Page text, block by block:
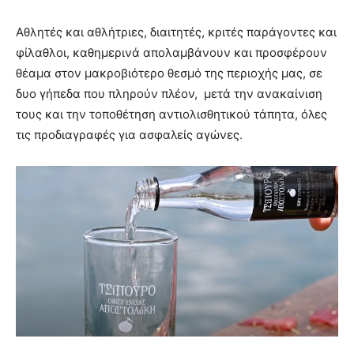
Αθλητές και αθλήτριες, διαιτητές, κριτές παράγοντες και
φίλαθλοι, καθημερινά απολαμβάνουν και προσφέρουν
θέαμα στον μακροβιότερο θεσμό της περιοχής μας, σε
δυο γήπεδα που πληρούν πλέον, μετά την ανακαίνιση
τους και την τοποθέτηση αντιολισθητικού τάπητα, όλες
τις προδιαγραφές για ασφαλείς αγώνες.